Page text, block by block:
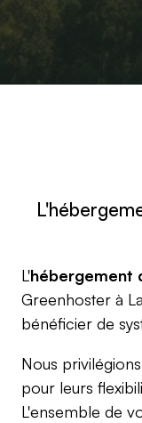
L'hébergement
Greenhoster à
bénéficier de
Nous
pour leurs
L'ensemble de